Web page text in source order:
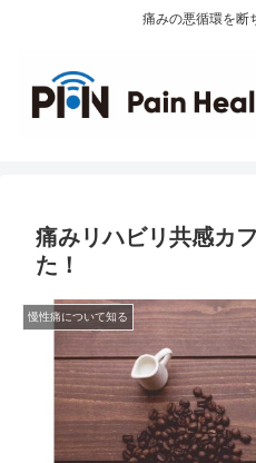
痛みの悪循環を断
痛みリハビリ共感カ
た！
慢性痛について知る